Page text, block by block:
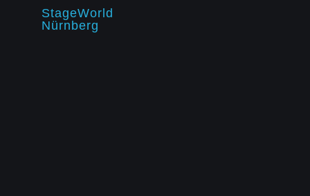
StageWorld
Nürnberg